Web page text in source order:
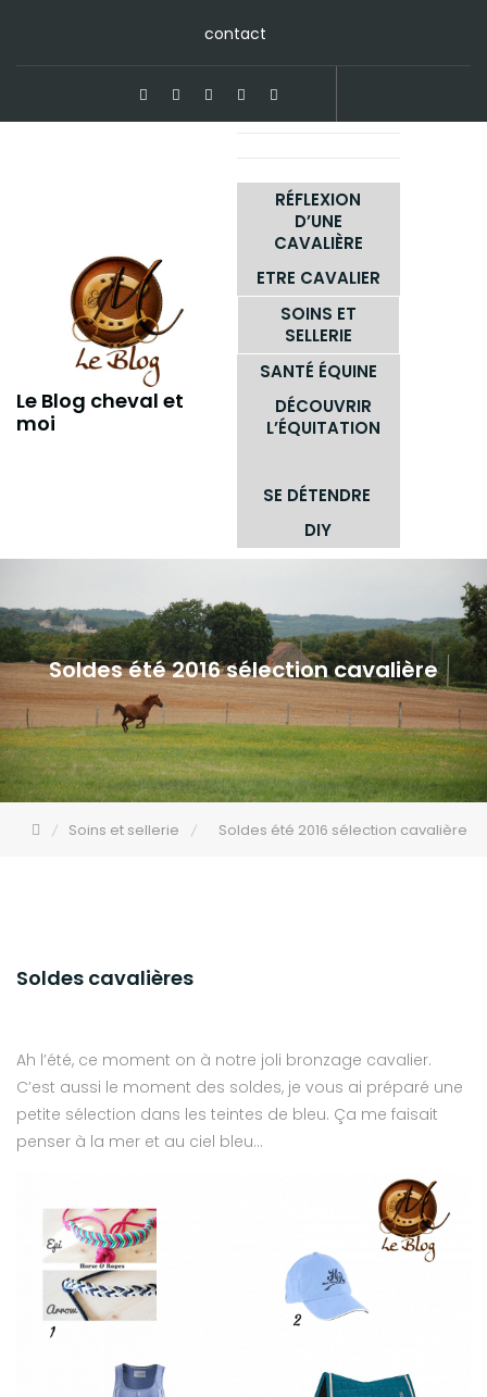
contact
Le Blog cheval et
moi
RÉFLEXION
D’UNE
CAVALIÈRE
ETRE CAVALIER
SOINS ET
SELLERIE
SANTÉ ÉQUINE
DÉCOUVRIR
L’ÉQUITATION
SE DÉTENDRE
DIY
Soldes été 2016 sélection cavalière
Soins et sellerie Soldes été 2016 sélection cavalière
Soldes cavalières
Ah l’été, ce moment on à notre joli bronzage cavalier.
C’est aussi le moment des soldes, je vous ai préparé une
petite sélection dans les teintes de bleu. Ça me faisait
penser à la mer et au ciel bleu…